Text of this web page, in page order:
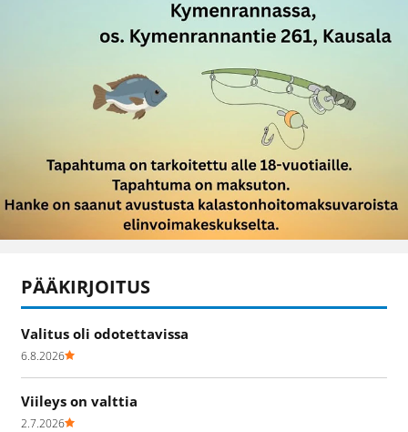
PÄÄKIRJOITUS
Valitus oli odotettavissa
6.8.2026
Viileys on valttia
2.7.2026